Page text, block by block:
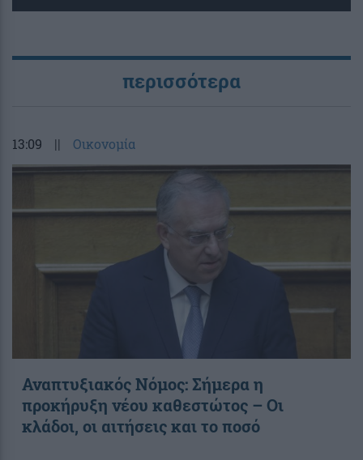
περισσότερα
13:09 || Οικονομία
Αναπτυξιακός Νόμος: Σήμερα η
προκήρυξη νέου καθεστώτος – Οι
κλάδοι, οι αιτήσεις και το ποσό